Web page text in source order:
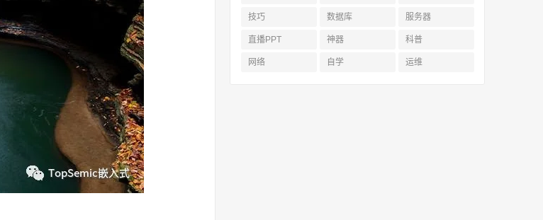
技巧 数据库 服务器
直播PPT 神器 科普
网络 自学 运维